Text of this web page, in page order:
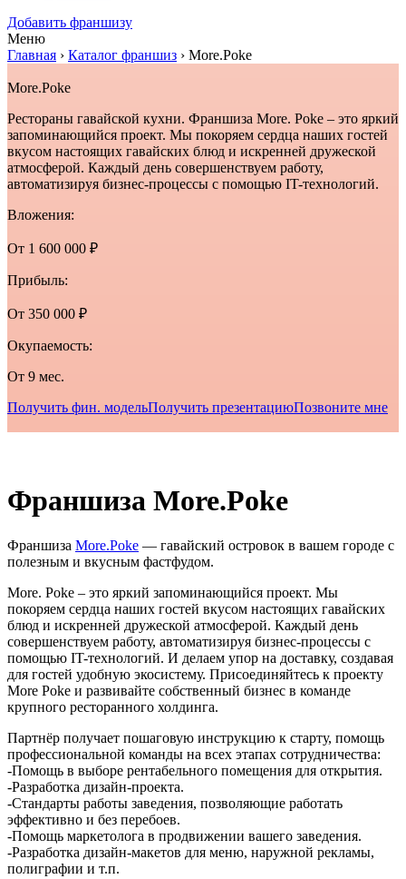
Добавить франшизу
Меню
Главная › Каталог франшиз › More.Poke
More.Poke
Рестораны гавайской кухни. Франшиза More. Poke – это яркий
запоминающийся проект. Мы покоряем сердца наших гостей
вкусом настоящих гавайских блюд и искренней дружеской
атмосферой. Каждый день совершенствуем работу,
автоматизируя бизнес-процессы с помощью IT-технологий.
Вложения:
От 1 600 000 ₽
Прибыль:
От 350 000 ₽
Окупаемость:
От 9 мес.
Получить фин. модельПолучить презентациюПозвоните мне
Франшиза More.Poke
Франшиза More.Poke — гавайский островок в вашем городе с
полезным и вкусным фастфудом.
More. Poke – это яркий запоминающийся проект. Мы
покоряем сердца наших гостей вкусом настоящих гавайских
блюд и искренней дружеской атмосферой. Каждый день
совершенствуем работу, автоматизируя бизнес-процессы с
помощью IT-технологий. И делаем упор на доставку, создавая
для гостей удобную экосистему. Присоединяйтесь к проекту
More Poke и развивайте собственный бизнес в команде
крупного ресторанного холдинга.
Партнёр получает пошаговую инструкцию к старту, помощь
профессиональной команды на всех этапах сотрудничества:
-Помощь в выборе рентабельного помещения для открытия.
-Разработка дизайн-проекта.
-Стандарты работы заведения, позволяющие работать
эффективно и без перебоев.
-Помощь маркетолога в продвижении вашего заведения.
-Разработка дизайн-макетов для меню, наружной рекламы,
полиграфии и т.п.